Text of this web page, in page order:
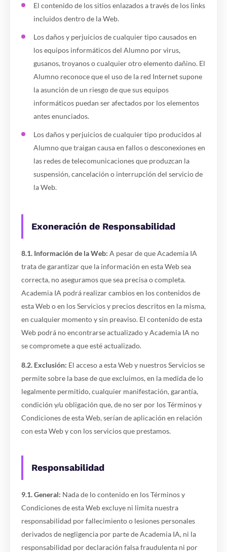
El contenido de los sitios enlazados a través de los links
incluidos dentro de la Web.
Los daños y perjuicios de cualquier tipo causados en
los equipos informáticos del Alumno por virus,
gusanos, troyanos o cualquier otro elemento dañino. El
Alumno reconoce que el uso de la red Internet supone
la asunción de un riesgo de que sus equipos
informáticos puedan ser afectados por los elementos
antes enunciados.
Los daños y perjuicios de cualquier tipo producidos al
Alumno que traigan causa en fallos o desconexiones en
las redes de telecomunicaciones que produzcan la
suspensión, cancelación o interrupción del servicio de
la Web.
Exoneración de Responsabilidad
8.1. Información de la Web: A pesar de que Academia IA
trata de garantizar que la información en esta Web sea
correcta, no aseguramos que sea precisa o completa.
Academia IA podrá realizar cambios en los contenidos de
esta Web o en los Servicios y precios descritos en la misma,
en cualquier momento y sin preaviso. El contenido de esta
Web podrá no encontrarse actualizado y Academia IA no
se compromete a que esté actualizado.
8.2. Exclusión: El acceso a esta Web y nuestros Servicios se
permite sobre la base de que excluimos, en la medida de lo
legalmente permitido, cualquier manifestación, garantía,
condición y/u obligación que, de no ser por los Términos y
Condiciones de esta Web, serían de aplicación en relación
con esta Web y con los servicios que prestamos.
Responsabilidad
9.1. General: Nada de lo contenido en los Términos y
Condiciones de esta Web excluye ni limita nuestra
responsabilidad por fallecimiento o lesiones personales
derivados de negligencia por parte de Academia IA, ni la
responsabilidad por declaración falsa fraudulenta ni por